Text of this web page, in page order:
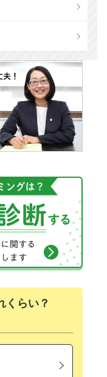
くらい？